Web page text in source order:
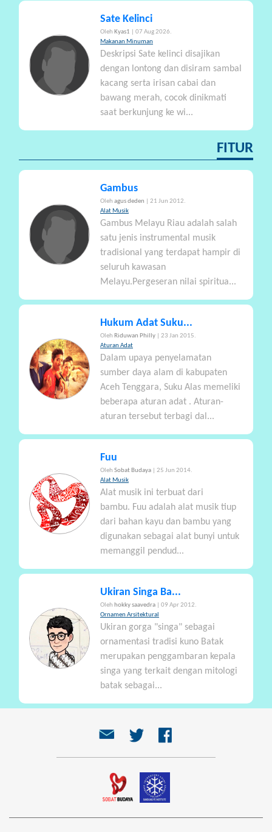
Sate Kelinci
Oleh Kyas1
| 07 Aug 2026.
Makanan Minuman
Deskripsi Sate kelinci disajikan
dengan lontong dan disiram sambal
kacang serta irisan cabai dan
bawang merah, cocok dinikmati
saat berkunjung ke wi...
FITUR
Gambus
Oleh agus deden
| 21 Jun 2012.
Alat Musik
Gambus Melayu Riau adalah salah
satu jenis instrumental musik
tradisional yang terdapat hampir di
seluruh kawasan
Melayu.Pergeseran nilai spiritua...
Hukum Adat Suku...
Oleh Riduwan Philly
| 23 Jan 2015.
Aturan Adat
Dalam upaya penyelamatan
sumber daya alam di kabupaten
Aceh Tenggara, Suku Alas memeliki
beberapa aturan adat . Aturan-
aturan tersebut terbagi dal...
Fuu
Oleh Sobat Budaya
| 25 Jun 2014.
Alat Musik
Alat musik ini terbuat dari
bambu. Fuu adalah alat musik tiup
dari bahan kayu dan bambu yang
digunakan sebagai alat bunyi untuk
memanggil pendud...
Ukiran Singa Ba...
Oleh hokky saavedra
| 09 Apr 2012.
Ornamen Arsitektural
Ukiran gorga "singa" sebagai
ornamentasi tradisi kuno Batak
merupakan penggambaran kepala
singa yang terkait dengan mitologi
batak sebagai...